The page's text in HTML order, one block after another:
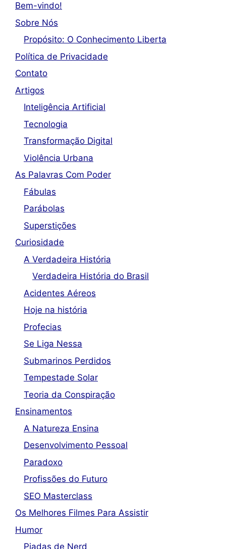
Bem-vindo!
Sobre Nós
Propósito: O Conhecimento Liberta
Política de Privacidade
Contato
Artigos
Inteligência Artificial
Tecnologia
Transformação Digital
Violência Urbana
As Palavras Com Poder
Fábulas
Parábolas
Superstições
Curiosidade
A Verdadeira História
Verdadeira História do Brasil
Acidentes Aéreos
Hoje na história
Profecias
Se Liga Nessa
Submarinos Perdidos
Tempestade Solar
Teoria da Conspiração
Ensinamentos
A Natureza Ensina
Desenvolvimento Pessoal
Paradoxo
Profissões do Futuro
SEO Masterclass
Os Melhores Filmes Para Assistir
Humor
Piadas de Nerd